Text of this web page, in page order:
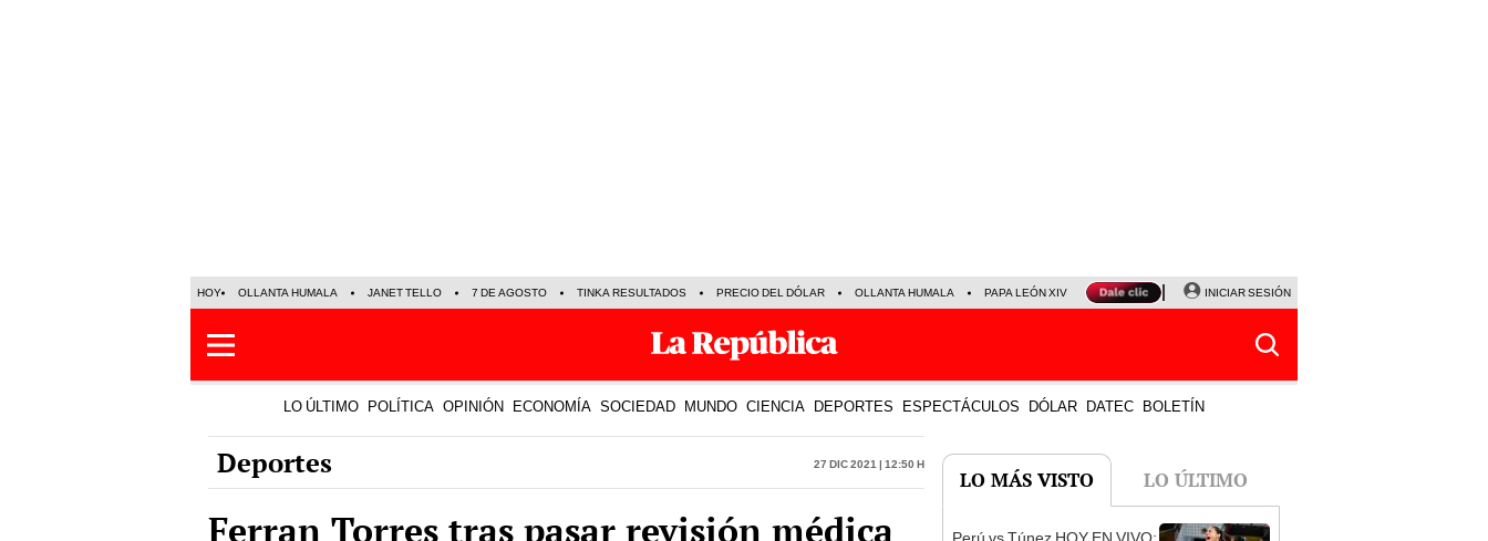
HOY OLLANTA HUMALA JANET TELLO 7 DE AGOSTO TINKA RESULTADOS PRECIO DEL DÓLAR OLLANTA HUMALA PAPA LEÓN XIV NALDY SALDAÑA LA BELLA LUZ
INICIAR SESIÓN
LO ÚLTIMO POLÍTICA OPINIÓN ECONOMÍA SOCIEDAD MUNDO CIENCIA DEPORTES ESPECTÁCULOS DÓLAR DATEC BOLETÍN
Deportes 27 Dic 2021 | 12:50 h
Ferran Torres tras pasar revisión médica
LO MÁS VISTO LO ÚLTIMO
Perú vs Túnez HOY EN VIVO: